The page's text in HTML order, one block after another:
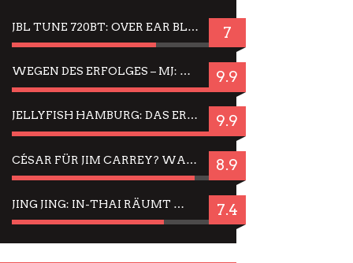
JBL TUNE 720BT: OVER EAR BLUETOOTH KOPFHÖRER UM DIE 50,-€ IM DAUER-TEST 7
WEGEN DES ERFOLGES – MJ: MICHAEL JACKSON MUSICAL IN EINER MATINEE SEHEN 9.9
JELLYFISH HAMBURG: DAS ERFOLGREICHE SOMMER-MENÜ 2025 IN GEFÜHLEN UND BILDERN 9.9
CÉSAR FÜR JIM CARREY? WARUM DAS EINER DER NERVIGSTEN ACTORS IST UND BLEIBT 8.9
JING JING: IN-THAI RÄUMT WIEDER TITEL AB – EIN ZWEI-STUNDEN-ERLEBNISBERICHT 7.4